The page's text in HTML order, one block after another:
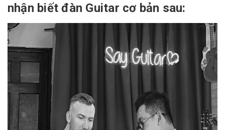
nhận biết đàn Guitar cơ bản sau: